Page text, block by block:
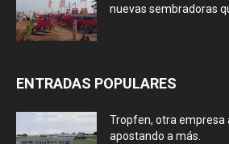
nuevas sembradoras
ENTRADAS POPULARES
Tropfen, otra empresa
apostando a más.